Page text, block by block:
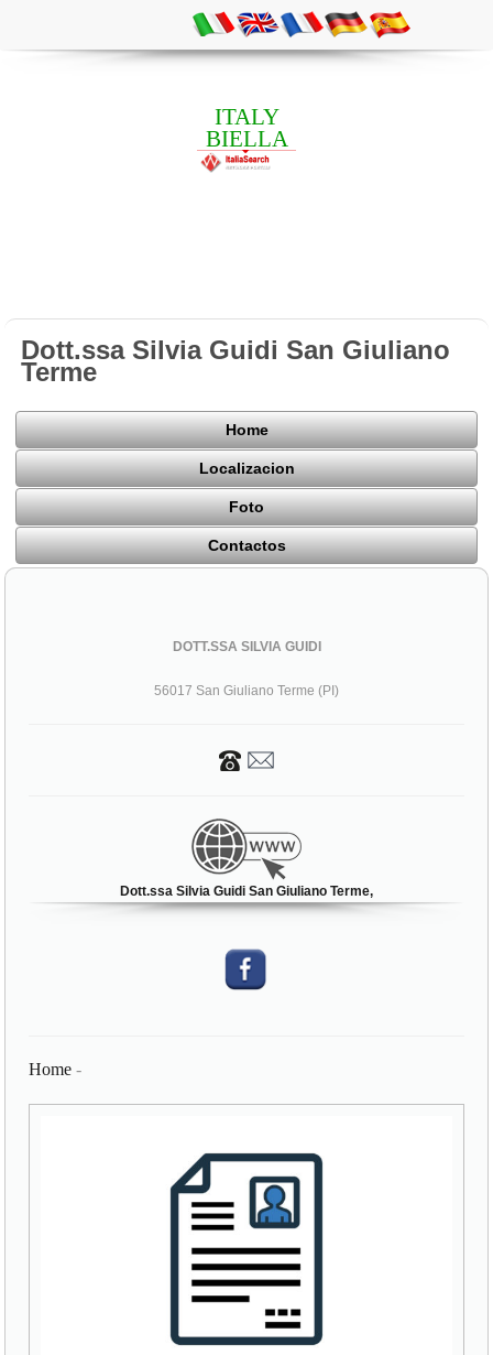
ITALY
BIELLA
Dott.ssa Silvia Guidi San Giuliano
Terme
Home
Localizacion
Foto
Contactos
DOTT.SSA SILVIA GUIDI
56017 San Giuliano Terme (PI)
Dott.ssa Silvia Guidi San Giuliano Terme,
Home -